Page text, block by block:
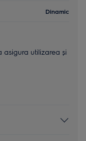
Dinamic
asigura utilizarea și